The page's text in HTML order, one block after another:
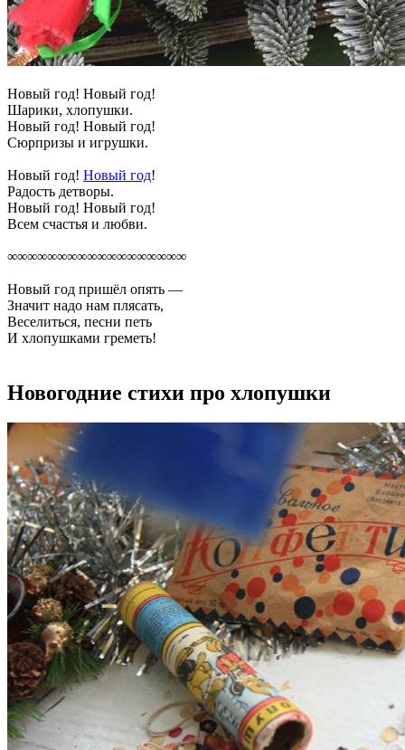
Новый год! Новый год!
Шарики, хлопушки.
Новый год! Новый год!
Сюрпризы и игрушки.
Новый год! Новый год!
Радость детворы.
Новый год! Новый год!
Всем счастья и любви.
∞∞∞∞∞∞∞∞∞∞∞∞∞∞∞∞∞∞
Новый год пришёл опять —
Значит надо нам плясать,
Веселиться, песни петь
И хлопушками греметь!
Новогодние стихи про хлопушки